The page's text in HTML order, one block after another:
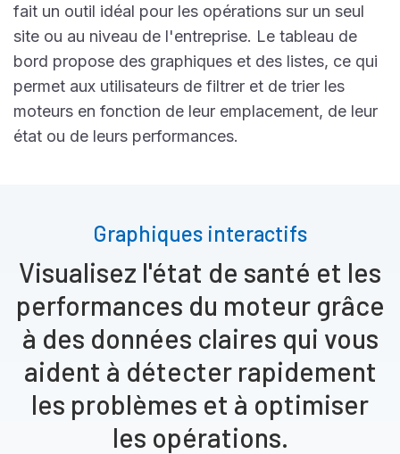
fait un outil idéal pour les opérations sur un seul
site ou au niveau de l'entreprise. Le tableau de
bord propose des graphiques et des listes, ce qui
permet aux utilisateurs de filtrer et de trier les
moteurs en fonction de leur emplacement, de leur
état ou de leurs performances.
Graphiques interactifs
Visualisez l'état de santé et les
performances du moteur grâce
à des données claires qui vous
aident à détecter rapidement
les problèmes et à optimiser
les opérations.